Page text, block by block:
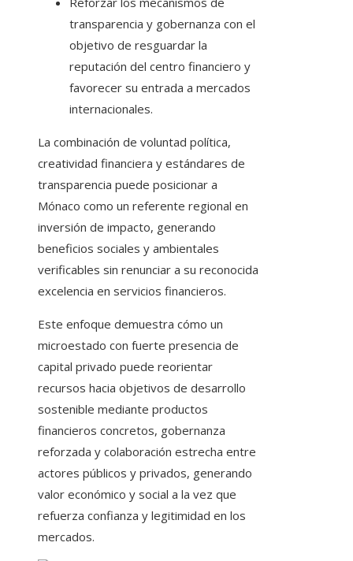
transparencia y gobernanza con el
objetivo de resguardar la
reputación del centro financiero y
favorecer su entrada a mercados
internacionales.
La combinación de voluntad política,
creatividad financiera y estándares de
transparencia puede posicionar a
Mónaco como un referente regional en
inversión de impacto, generando
beneficios sociales y ambientales
verificables sin renunciar a su reconocida
excelencia en servicios financieros.
Este enfoque demuestra cómo un
microestado con fuerte presencia de
capital privado puede reorientar
recursos hacia objetivos de desarrollo
sostenible mediante productos
financieros concretos, gobernanza
reforzada y colaboración estrecha entre
actores públicos y privados, generando
valor económico y social a la vez que
refuerza confianza y legitimidad en los
mercados.